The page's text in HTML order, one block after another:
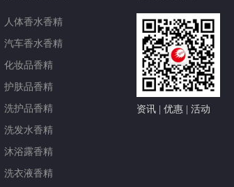
人体香水香精
汽车香水香精
化妆品香精
护肤品香精
洗护品香精
洗发水香精
沐浴露香精
洗衣液香精
资讯 | 优惠 | 活动